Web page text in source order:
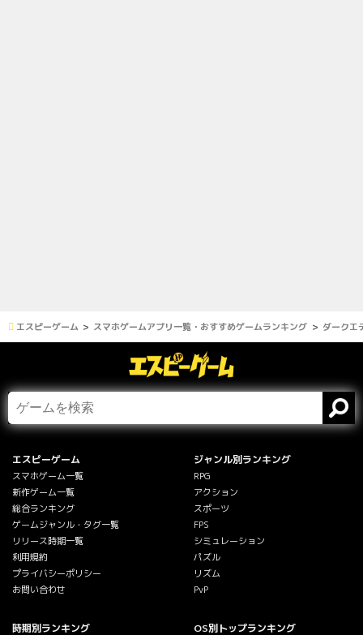
エスピーゲーム スマホゲームアプリ一覧・おすすめゲームランキング ダークエ
エスピーゲーム
スマホゲーム一覧
新作ゲーム一覧
総合ランキング
ゲームジャンル・タグ一覧
リリース時期一覧
利用規約
プライバシーポリシー
お問い合わせ
ジャンル別ランキング
RPG
アクション
スポーツ
FPS
シミュレーション
パズル
リズム
PvP
時期別ランキング OS別トップランキング